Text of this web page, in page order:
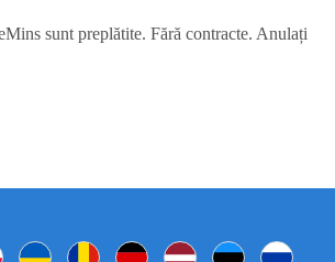
sunt preplătite. Fără contracte. Anulați